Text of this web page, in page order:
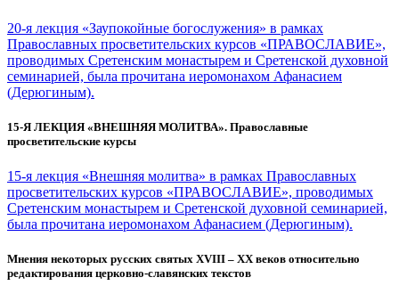
20-я лекция «Заупокойные богослужения» в рамках
Православных просветительских курсов «ПРАВОСЛАВИЕ»,
проводимых Сретенским монастырем и Сретенской духовной
семинарией, была прочитана иеромонахом Афанасием
(Дерюгиным).
15-Я ЛЕКЦИЯ «ВНЕШНЯЯ МОЛИТВА». Православные
просветительские курсы
15-я лекция «Внешняя молитва» в рамках Православных
просветительских курсов «ПРАВОСЛАВИЕ», проводимых
Сретенским монастырем и Сретенской духовной семинарией,
была прочитана иеромонахом Афанасием (Дерюгиным).
Мнения некоторых русских святых XVIII – XX веков относительно
редактирования церковно-славянских текстов